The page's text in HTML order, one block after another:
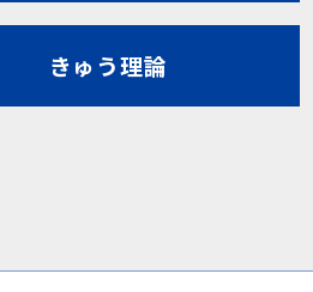
きゅう理論